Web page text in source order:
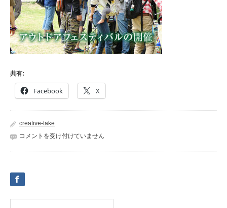
共有:
Facebook X
creative-take
sumasura-
コメントを受け付けていません